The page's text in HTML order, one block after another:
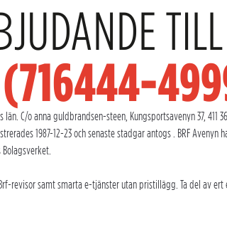
TILL
(716444-
C/o anna guldbrandsen-steen, Kungsportsavenyn 37, 411
1987-12-23 och senaste stadgar antogs . BRF Avenyn
revisor samt smarta e-tjänster utan pristillägg. Ta del av